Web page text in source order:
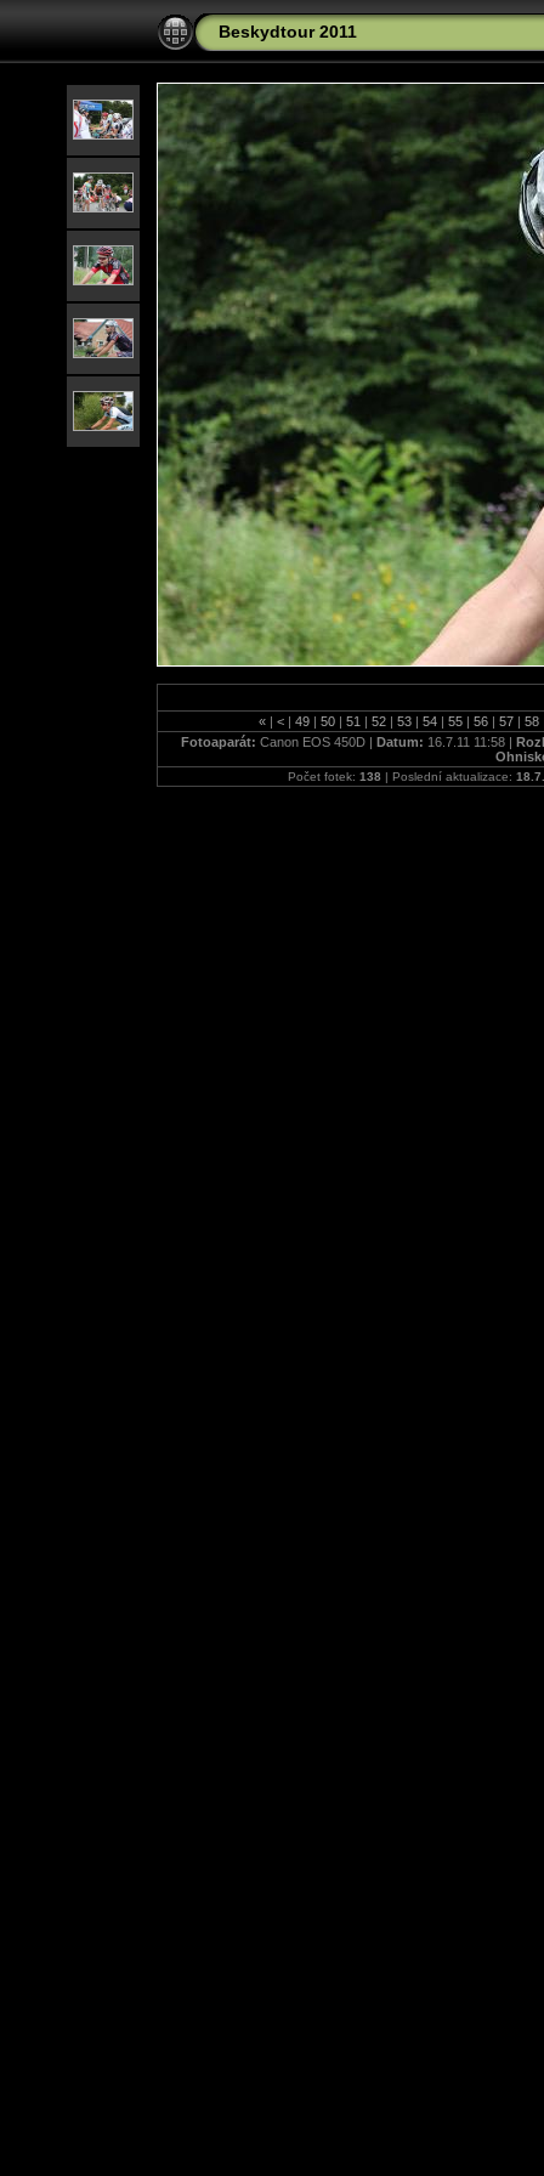
Beskydtour 2011
« | < | 49 | 50 | 51 | 52 | 53 | 54 | 55 | 56 | 57 | 58
Fotoaparát: Canon EOS 450D | Datum: 16.7.11 11:58 |
Počet fotek: 138 | Poslední aktualizace: